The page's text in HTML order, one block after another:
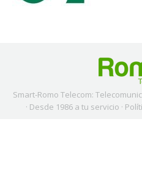
Smart-Romo Telecom:
· Desde 1986 a tu servicio ·